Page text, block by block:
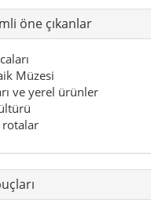
öne çıkanlar
Müzesi
ve yerel ürünler
rotalar